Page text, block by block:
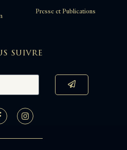
Presse et Publications
suivre